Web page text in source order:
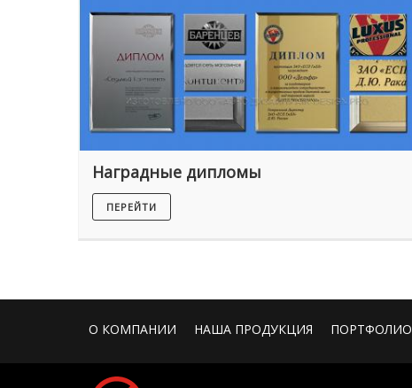
Наградные дипломы
ПЕРЕЙТИ
О КОМПАНИИ НАША ПРОДУКЦИЯ ПОРТФОЛИО